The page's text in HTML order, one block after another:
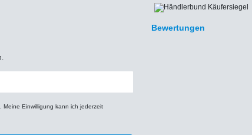
Meine Einwilligung kann ich jederzeit
Bewertungen